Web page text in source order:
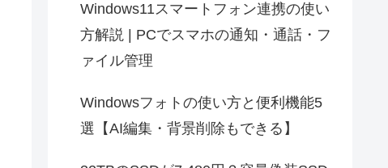
Windows11スマートフォン連携の使い
方解説 | PCでスマホの通知・通話・フ
ァイル管理
Windowsフォトの使い方と便利機能5
選【AI編集・背景削除もできる】